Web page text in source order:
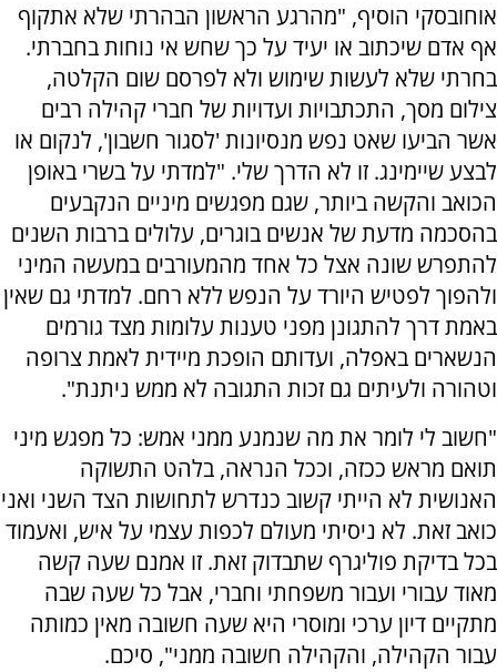
אוחובסקי הוסיף, "מהרגע הראשון הבהרתי שלא אתקוף
אף אדם שיכתוב או יעיד על כך שחש אי נוחות בחברתי.
בחרתי שלא לעשות שימוש ולא לפרסם שום הקלטה,
צילום מסך, התכתבויות ועדויות של חברי קהילה רבים
אשר הביעו שאט נפש מנסיונות 'לסגור חשבון', לנקום או
לבצע שיימינג. זו לא הדרך שלי. "למדתי על בשרי באופן
הכואב והקשה ביותר, שגם מפגשים מיניים הנקבעים
בהסכמה מדעת של אנשים בוגרים, עלולים ברבות השנים
להתפרש שונה אצל כל אחד מהמעורבים במעשה המיני
ולהפוך לפטיש היורד על הנפש ללא רחם. למדתי גם שאין
באמת דרך להתגונן מפני טענות עלומות מצד גורמים
הנשארים באפלה, ועדותם הופכת מיידית לאמת צרופה
וטהורה ולעיתים גם זכות התגובה לא ממש ניתנת".
"חשוב לי לומר את מה שנמנע ממני אמש: כל מפגש מיני
תואם מראש ככזה, וככל הנראה, בלהט התשוקה
האנושית לא הייתי קשוב כנדרש לתחושות הצד השני ואני
כואב זאת. לא ניסיתי מעולם לכפות עצמי על איש, ואעמוד
בכל בדיקת פוליגרף שתבדוק זאת. זו אמנם שעה קשה
מאוד עבורי ועבור משפחתי וחברי, אבל כל שעה שבה
מתקיים דיון ערכי ומוסרי היא שעה חשובה מאין כמותה
עבור הקהילה, והקהילה חשובה ממני", סיכם.